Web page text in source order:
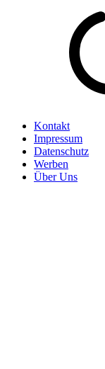
Kontakt
Impressum
Datenschutz
Werben
Über Uns